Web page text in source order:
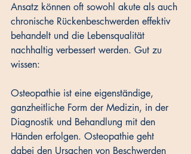
Ansatz können oft sowohl akute als auch
chronische Rückenbeschwerden effektiv
behandelt und die Lebensqualität
nachhaltig verbessert werden. Gut zu
wissen:
Osteopathie ist eine eigenständige,
ganzheitliche Form der Medizin, in der
Diagnostik und Behandlung mit den
Händen erfolgen. Osteopathie geht
dabei den Ursachen von Beschwerden